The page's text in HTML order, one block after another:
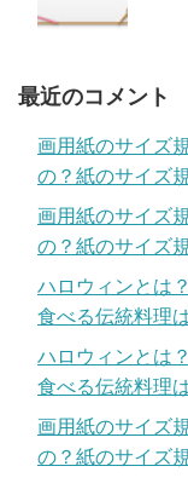
最近のコメント
画用紙のサイズ
の？紙のサイズ
画用紙のサイズ
の？紙のサイズ
ハロウィンとは
食べる伝統料理
ハロウィンとは
食べる伝統料理
画用紙のサイズ
の？紙のサイズ